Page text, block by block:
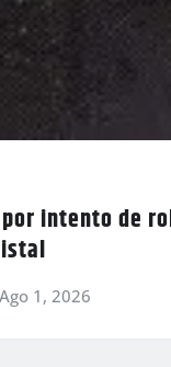
intento de
Ago 1, 2026